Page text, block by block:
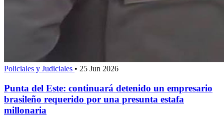
Policiales y Judiciales • 25 Jun 2026
Punta del Este: continuará detenido un empresario
brasileño requerido por una presunta estafa
millonaria